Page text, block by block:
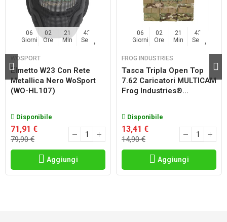
06
Giorni
02
Ore
21
Min
43
Sec
WOSPORT
Elmetto W23 Con Rete
Metallica Nero WoSport
(WO-HL107)
Disponibile
71,91 €
79,90 €
Aggiungi
06
Giorni
02
Ore
21
Min
43
Sec
FROG INDUSTRIES
Tasca Tripla Open Top
7.62 Caricatori MULTICAM
Frog Industries®...
Disponibile
13,41 €
14,90 €
Aggiungi